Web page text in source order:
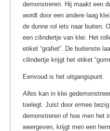
demonstreren. Hij maakt een
wordt door een andere laag
de dunne rol iets naar buiten.
een cilindertje van klei. Het
etiket “grafiet”. De buitenste
cilindertje krijgt het etiket
Eenvoud is het uitgangspunt.
Alles kan in klei
toelegt. Juist door ermee
demonstreren of hoe men het
weergeven, krijgt men een